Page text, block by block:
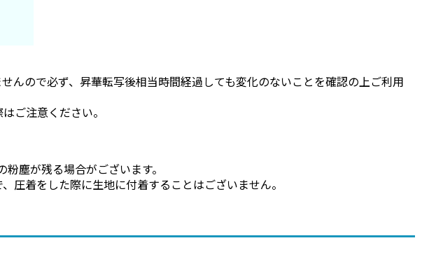
んので必ず、昇華転写後相当時間経過しても変化のないことを確認の上ご利用
ご注意ください。
塵が残る場合がございます。
圧着をした際に生地に付着することはございません。